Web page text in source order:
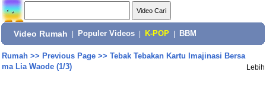
Video Rumah Populer Videos K-POP BBM
Rumah>> Previous Page>> Tebak Tebakan Kartu Imajinasi Bersa
ma Lia Waode (1/3)
Lebih